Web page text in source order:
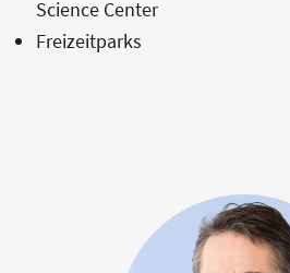
Science Center
Freizeitparks